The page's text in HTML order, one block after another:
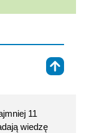
11
wiedzę